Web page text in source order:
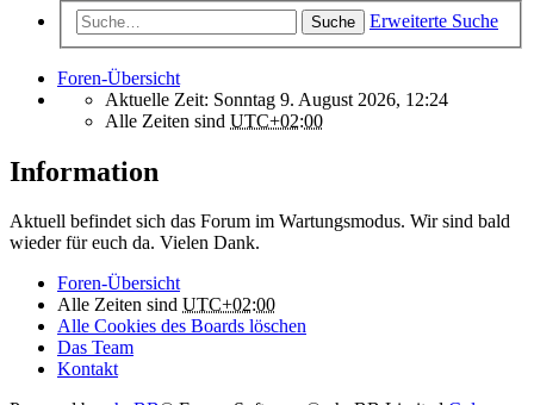
Suche Erweiterte Suche
Foren-Übersicht
Aktuelle Zeit: Sonntag 9. August 2026, 12:24
Alle Zeiten sind UTC+02:00
Information
Aktuell befindet sich das Forum im Wartungsmodus. Wir sind bald
wieder für euch da. Vielen Dank.
Foren-Übersicht
Alle Zeiten sind UTC+02:00
Alle Cookies des Boards löschen
Das Team
Kontakt